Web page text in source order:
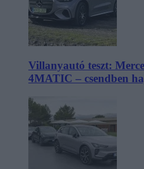
Villanyautó teszt:
4MATIC – csendben